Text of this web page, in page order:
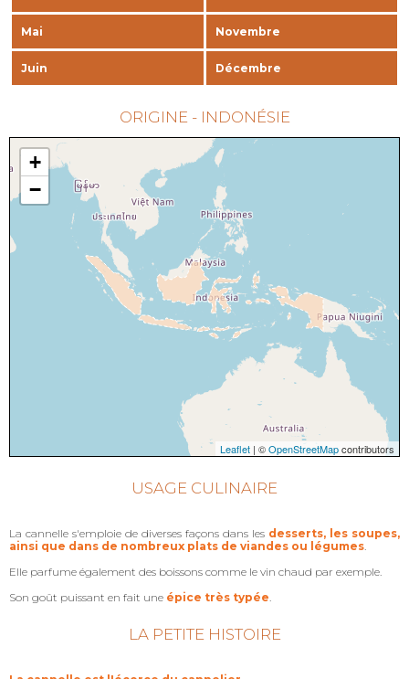
Mai Novembre
Juin Décembre
ORIGINE - INDONÉSIE
+
−
Leaflet | ©OpenStreetMapcontributors
USAGE CULINAIRE
La cannelle s'emploie de diverses façons dans les desserts, les soupes,
ainsi que dans de nombreux plats de viandes ou légumes
Elle parfume également des boissons comme le vin chaud par exemple.
Son goût puissant en fait une épice très typée
LA PETITE HISTOIRE